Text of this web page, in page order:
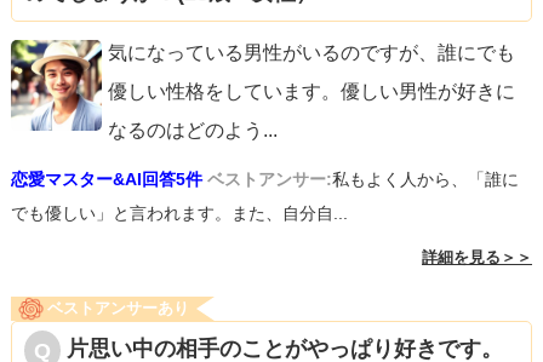
気になっている男性がいるのですが、誰にでも
優しい性格をしています。優しい男性が好きに
なるのはどのよう ...
恋愛マスター&AI回答5件 ベストアンサー:私もよく人から、「誰に
でも優しい」と言われます。また、自分自...
詳細を見る＞＞
ベストアンサーあり
片思い中の相手のことがやっぱり好きです。